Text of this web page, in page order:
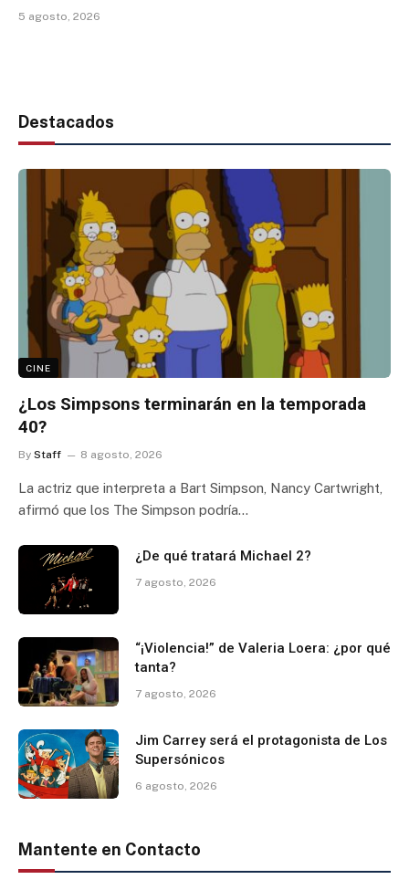
5 agosto, 2026
Destacados
CINE
¿Los Simpsons terminarán en la temporada
40?
By Staff 8 agosto, 2026
La actriz que interpreta a Bart Simpson, Nancy Cartwright,
afirmó que los The Simpson podría…
¿De qué tratará Michael 2?
7 agosto, 2026
“¡Violencia!” de Valeria Loera: ¿por qué
tanta?
7 agosto, 2026
Jim Carrey será el protagonista de Los
Supersónicos
6 agosto, 2026
Mantente en Contacto